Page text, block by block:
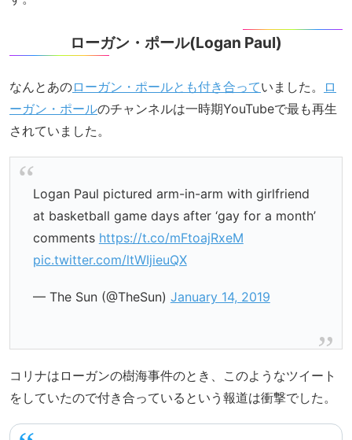
ローガン・ポール(Logan Paul)
なんとあのローガン・ポールとも付き合っていました。
ロ
ーガン・ポールのチャンネルは一時期YouTubeで最も再生
されていました。
Logan Paul pictured arm-in-arm with girlfriend
at basketball game days after ‘gay for a month’
comments https://t.co/mFtoajRxeM
pic.twitter.com/ltWIjieuQX
— The Sun (@TheSun) January 14, 2019
コリナはローガンの樹海事件のとき、このようなツイート
をしていたので付き合っているという報道は衝撃でした。